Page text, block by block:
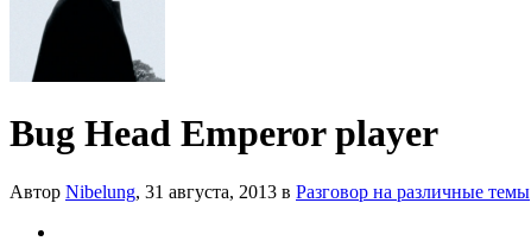
Bug Head Emperor player
Автор Nibelung, 31 августа, 2013 в Разговор на различные темы